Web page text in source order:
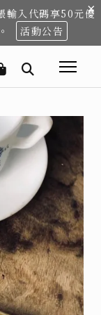
×
輸入代碼享50元優
活動公告